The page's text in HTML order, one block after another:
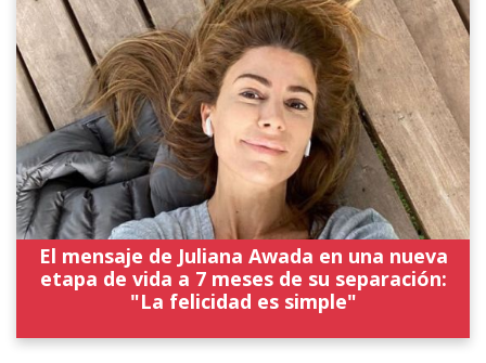
El mensaje de Juliana Awada en una nueva
etapa de vida a 7 meses de su separación:
"La felicidad es simple"